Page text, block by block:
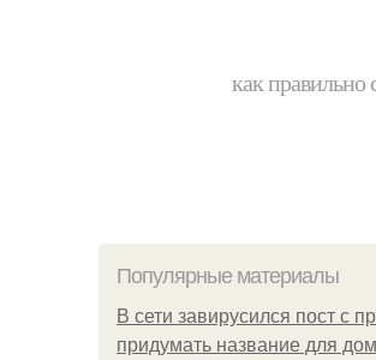
как правильно
Популярные материалы
В сети завирусился пост с
придумать название для